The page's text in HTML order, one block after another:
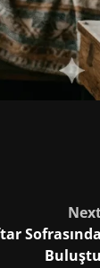
Sofrasında
Buluştu